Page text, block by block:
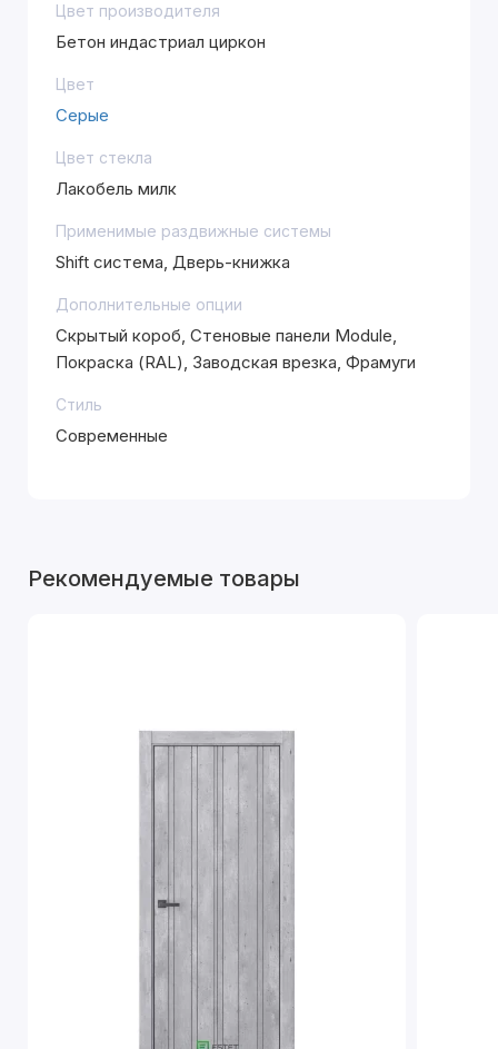
Цвет производителя
Бетон индастриал циркон
Цвет
Серые
Цвет стекла
Лакобель милк
Применимые раздвижные системы
Shift система, Дверь-книжка
Дополнительные опции
Скрытый короб, Стеновые панели Module,
Покраска (RAL), Заводская врезка, Фрамуги
Стиль
Современные
Рекомендуемые товары